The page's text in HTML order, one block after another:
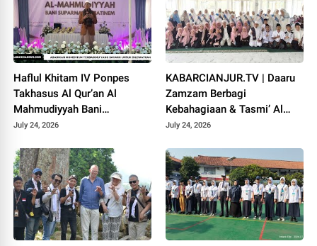
Haflul Khitam IV Ponpes
Takhasus Al Qur’an Al
Mahmudiyyah Bani
Suparman Assatinem
July 24, 2026
KABARCIANJUR.TV | Daaru
Zamzam Berbagi
Kebahagiaan & Tasmi’ Al
Qur’an Sambut Muharram
July 24, 2026